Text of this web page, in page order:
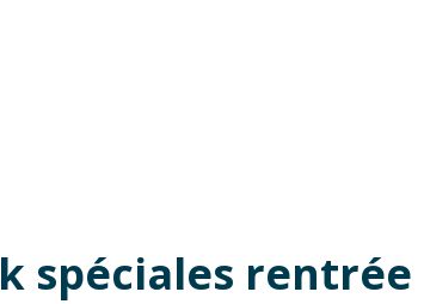
spéciales rentrée